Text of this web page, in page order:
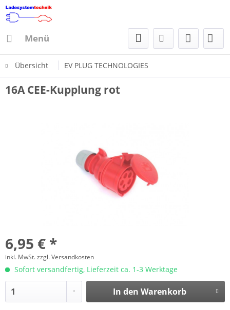
Menü
Übersicht EV PLUG TECHNOLOGIES
16A CEE-Kupplung rot
6,95 € *
inkl. MwSt.zzgl. Versandkosten
Sofort versandfertig, Lieferzeit ca. 1-3 Werktage
In den Warenkorb